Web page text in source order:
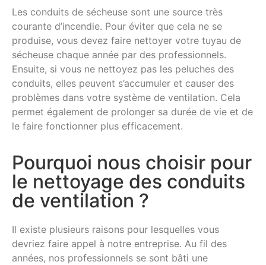
Les conduits de sécheuse sont une source très
courante d’incendie. Pour éviter que cela ne se
produise, vous devez faire nettoyer votre tuyau de
sécheuse chaque année par des professionnels.
Ensuite, si vous ne nettoyez pas les peluches des
conduits, elles peuvent s’accumuler et causer des
problèmes dans votre système de ventilation. Cela
permet également de prolonger sa durée de vie et de
le faire fonctionner plus efficacement.
Pourquoi nous choisir pour
le nettoyage des conduits
de ventilation ?
Il existe plusieurs raisons pour lesquelles vous
devriez faire appel à notre entreprise. Au fil des
années, nos professionnels se sont bâti une